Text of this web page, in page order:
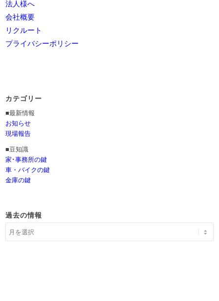
法人様へ
会社概要
リクルート
プライバシーポリシー
カテゴリー
■最新情報
お知らせ
現場報告
■豆知識
家･事務所の鍵
車・バイクの鍵
金庫の鍵
過去の情報